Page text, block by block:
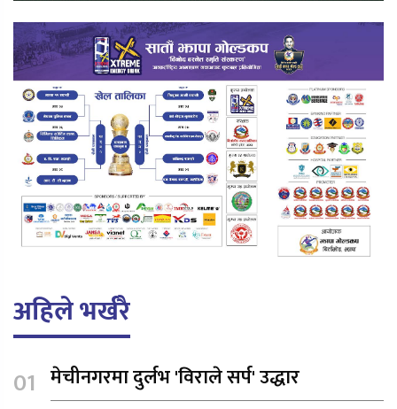
अहिले भर्खरै
मेचीनगरमा दुर्लभ 'विराले सर्प' उद्धार